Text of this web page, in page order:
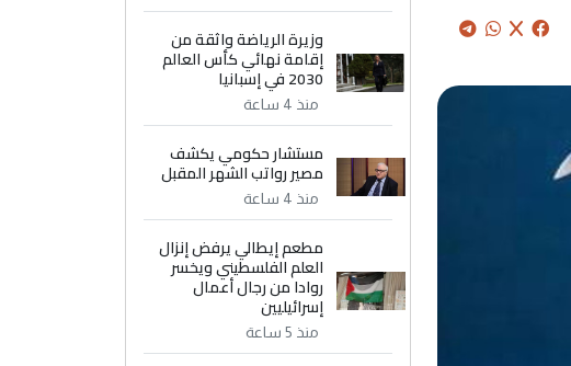
وزيرة الرياضة واثقة من
إقامة نهائي كأس العالم
2030 في إسبانيا
منذ 4 ساعة
مستشار حكومي يكشف
مصير رواتب الشهر المقبل
منذ 4 ساعة
مطعم إيطالي يرفض إنزال
العلم الفلسطيني ويخسر
روادا من رجال أعمال
إسرائيليين
منذ 5 ساعة